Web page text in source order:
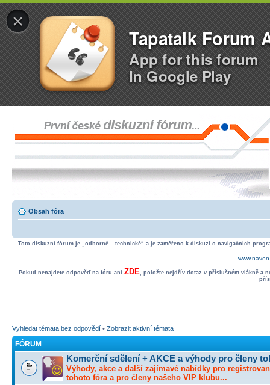
×
Tapatalk Forum
App for this forum
In Google Play
Obsah fóra
Toto diskuzní fórum je „odborně – technické“ a je zaměřeno k diskuzi o navigačních
Pokud nenajdete odpověď na fóru ani ZDE, položte nejdřív dotaz v příslušném vlákně a
Vyhledat témata bez odpovědí • Zobrazit aktivní témata
FÓRUM
Komerční sdělení + AKCE a výhody pro členy
Výhody, akce a další zajímavé nabídky pro
tohoto fóra a pro členy našeho VIP klubu...